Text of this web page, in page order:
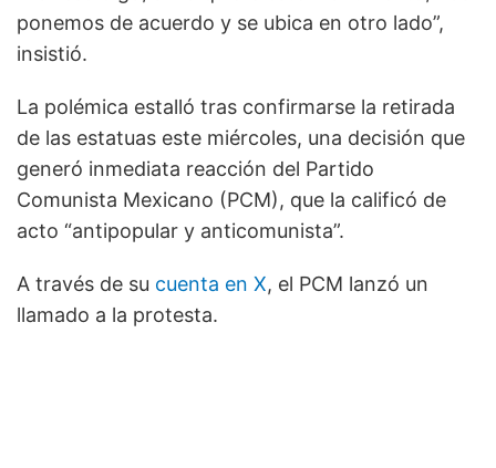
ponemos de acuerdo y se ubica en otro lado”,
insistió.
La polémica estalló tras confirmarse la retirada
de las estatuas este miércoles, una decisión que
generó inmediata reacción del Partido
Comunista Mexicano (PCM), que la calificó de
acto “antipopular y anticomunista”.
A través de su cuenta en X, el PCM lanzó un
llamado a la protesta.